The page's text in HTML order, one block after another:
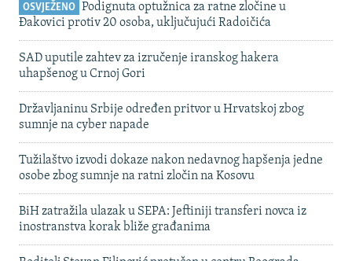
OSVJEŽENO
Podignuta optužnica za ratne zločine u
Đakovici protiv 20 osoba, uključujući Radoičića
SAD uputile zahtev za izručenje iranskog hakera
uhapšenog u Crnoj Gori
Državljaninu Srbije određen pritvor u Hrvatskoj zbog
sumnje na cyber napade
Tužilaštvo izvodi dokaze nakon nedavnog hapšenja jedne
osobe zbog sumnje na ratni zločin na Kosovu
BiH zatražila ulazak u SEPA: Jeftiniji transferi novca iz
inostranstva korak bliže građanima